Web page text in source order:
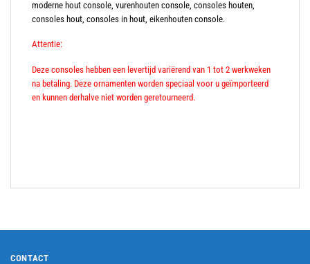
moderne hout console, vurenhouten console, consoles houten,
consoles hout, consoles in hout, eikenhouten console.
Attentie:
Deze consoles hebben een levertijd variërend van 1 tot 2 werkweken
na betaling. Deze ornamenten worden speciaal voor u geïmporteerd
en kunnen derhalve niet worden geretourneerd.
CONTACT